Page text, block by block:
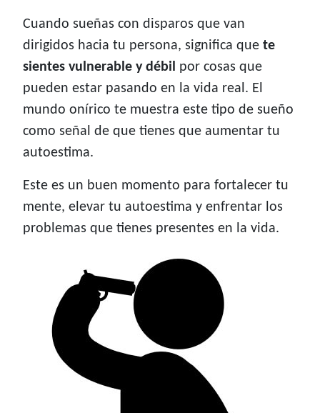
Cuando sueñas con disparos que van
dirigidos hacia tu persona, significa que te
sientes vulnerable y débil por cosas que
pueden estar pasando en la vida real. El
mundo onírico te muestra este tipo de sueño
como señal de que tienes que aumentar tu
autoestima.
Este es un buen momento para fortalecer tu
mente, elevar tu autoestima y enfrentar los
problemas que tienes presentes en la vida.